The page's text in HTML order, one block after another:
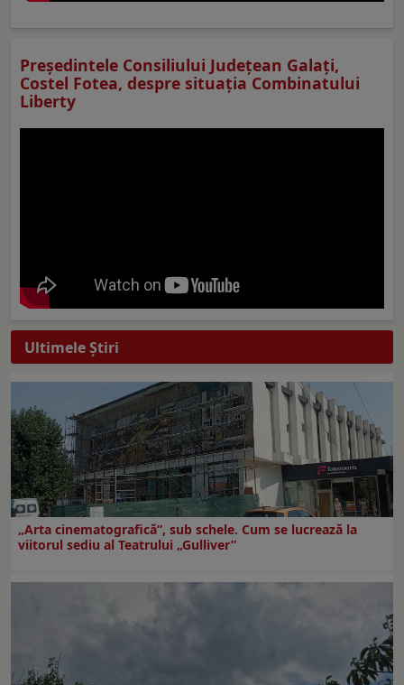
Preşedintele Consiliului Judeţean Galaţi,
Costel Fotea, despre situaţia Combinatului
Liberty
Ultimele Ştiri
„Arta cinematografică”, sub schele. Cum se lucrează la
viitorul sediu al Teatrului „Gulliver”